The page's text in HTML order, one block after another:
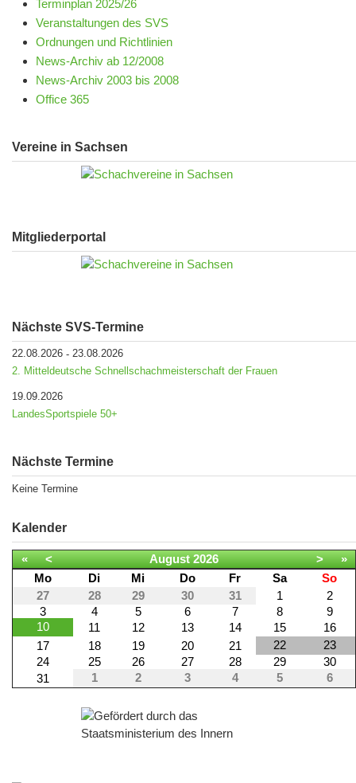
Terminplan 2025/26
Veranstaltungen des SVS
Ordnungen und Richtlinien
News-Archiv ab 12/2008
News-Archiv 2003 bis 2008
Office 365
Vereine in Sachsen
Mitgliederportal
Nächste SVS-Termine
22.08.2026 - 23.08.2026
2. Mitteldeutsche Schnellschachmeisterschaft der Frauen
19.09.2026
LandesSportspiele 50+
Nächste Termine
Keine Termine
Kalender
« < August 2026 >
»
Mo
Di Mi Do Fr Sa
So
27
28 29 30 31 1
2
3
4 5 6 7 8
9
10
11 12 13 14 15
16
17
18 19 20 21 22
23
24
25 26 27 28 29
30
31
1 2 3 4 5 6